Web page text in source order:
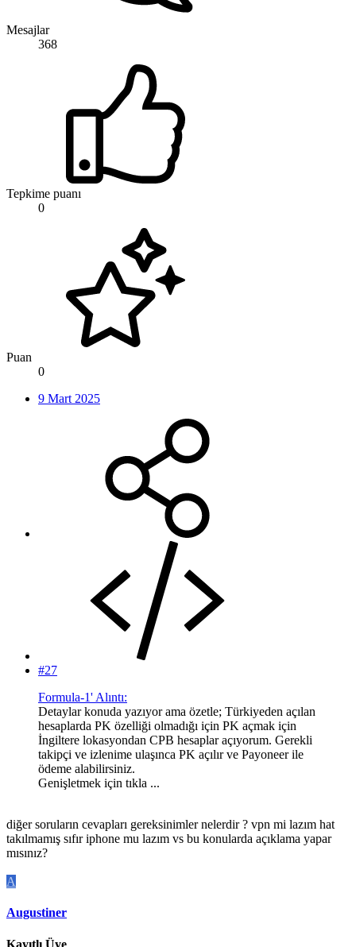
Mesajlar
368
Tepkime puanı
0
Puan
0
9 Mart 2025
#27
Formula-1' Alıntı:
Detaylar konuda yazıyor ama özetle; Türkiyeden açılan
hesaplarda PK özelliği olmadığı için PK açmak için
İngiltere lokasyondan CPB hesaplar açıyorum. Gerekli
takipçi ve izlenime ulaşınca PK açılır ve Payoneer ile
ödeme alabilirsiniz.
Genişletmek için tıkla ...
diğer soruların cevapları gereksinimler nelerdir ? vpn mi lazım hat
takılmamış sıfır iphone mu lazım vs bu konularda açıklama yapar
mısınız?
A
Augustiner